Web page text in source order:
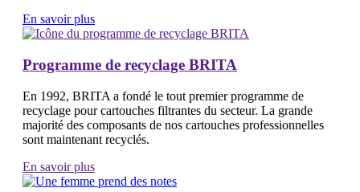
En savoir plus
Programme de recyclage BRITA
En 1992, BRITA a fondé le tout premier programme de
recyclage pour cartouches filtrantes du secteur. La grande
majorité des composants de nos cartouches professionnelles
sont maintenant recyclés.
En savoir plus